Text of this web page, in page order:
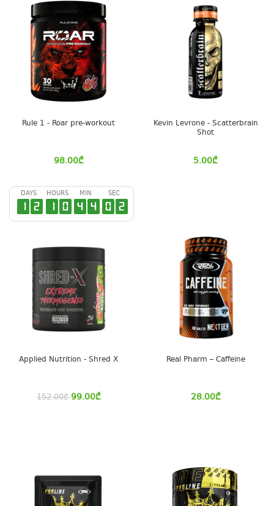
Rule 1 - Roar pre-workout
98.00₾
Kevin Levrone - Scatterbrain
Shot
5.00₾
DAYS
1 2
HOURS
1 0
MIN
4 4
SEC
0 1
Applied Nutrition - Shred X
152.00₾ 99.00₾
Real Pharm – Caffeine
28.00₾